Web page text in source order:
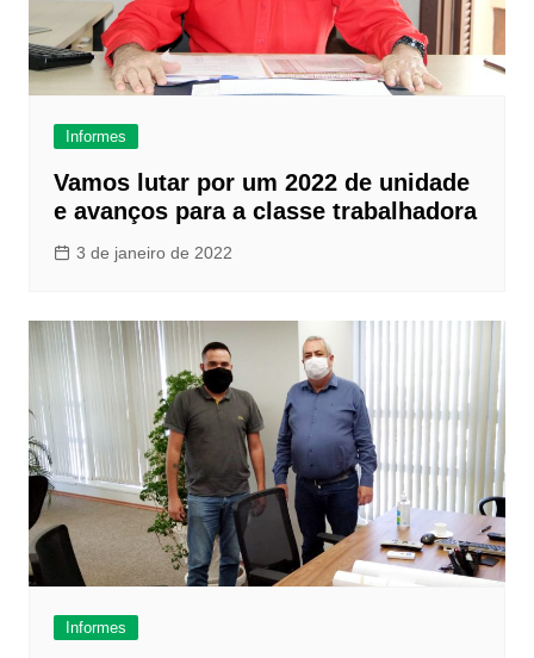
Informes
Vamos lutar por um 2022 de unidade
e avanços para a classe trabalhadora
3 de janeiro de 2022
Informes